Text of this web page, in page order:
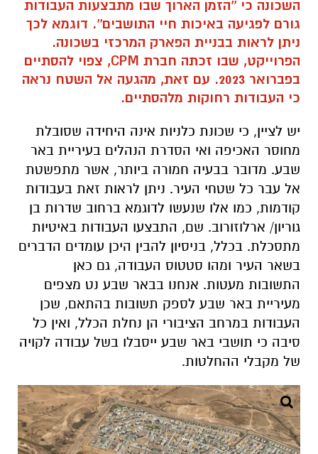
השכונה כי ''הזמן הארוך שבו מתבצעות העבודות
גורם לפגיעה באיכות חיי התושבים''. דוגמא לכך
ניתן לראות בבניית הפארק המרכזי בשכונה.
הפרוייקט, שבו זכתה חברת CPM, צפוי להסתיים
בפברואר 2023. עם זאת, מהגעה אל השטח נראה
כי העבודות רחוקות מלהסתיים.
יש לציין, כי שכונת כלניות אינה היחידה שסובלת
מחוסר האכיפה ואי הסדרת הנהלים בעיריית באר
שבע. מדובר בבעיה חמורה ביותר, אשר מתפשטת
אל עבר כל שטחי העיר. ניתן לראות זאת בעבודות
קודמות, כמו אלו שנעשו לדוגמא ברחוב שדרות בן
גוריון/ ארלוזורוב. שם, התבצעו העבודות באיטיות
מתסכלת. בכלל, בניסיון להבין היכן עומדים הדברים
בשאר העיר ומהו סטטוס העבודה, גם כאן
התשובות מעטות. אנחנו בבאר שבע נט מצפים
מעיריית באר שבע לספק תשובות בהתאם, שכן
העבודות במרחב הציבורי הן נחלת הכלל, ואין כל
סיבה כי תושבי באר שבע ייסבלו בשל עבודה לקויה
של מקבלי ההחלטות.